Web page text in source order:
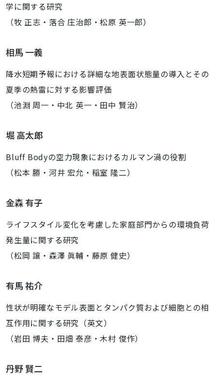
学に関する研究
（牧 正志・落合 庄治郎・松原 英一郎）
相馬 一義
降水短期予報における詳細な地表面状態量の導入とその
夏季の熱雷に対する影響評価
（池淵 周一・中北 英一・田中 賢治）
堀 高太郎
Bluff Bodyの空力現象におけるカルマン渦の役割
（松本 勝・河井 宏允・稲室 隆二）
金森 有子
ライフスタイル変化を考慮した家庭部門からの環境負荷
発生量に関する研究
（松岡 譲・森澤 眞輔・藤原 健史）
有馬 祐介
性状が明確なモデル表面とタンパク質および細胞との相
互作用に関する研究（英文）
（岩田 博夫・田畑 泰彦・木村 俊作）
丹野 賢二